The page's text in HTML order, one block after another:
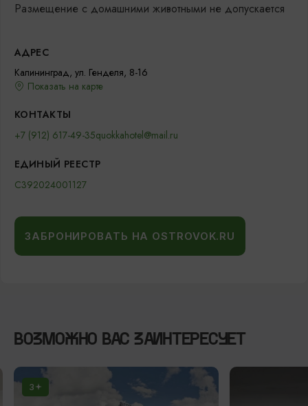
Размещение с домашними животными не допускается
АДРЕС
Калининград, ул. Генделя, 8-16
Показать на карте
КОНТАКТЫ
+7 (912) 617-49-35quokkahotel@mail.ru
ЕДИНЫЙ РЕЕСТР
С392024001127
ЗАБРОНИРОВАТЬ НА OSTROVOK.RU
ВОЗМОЖНО ВАС ЗАИНТЕРЕСУЕТ
3